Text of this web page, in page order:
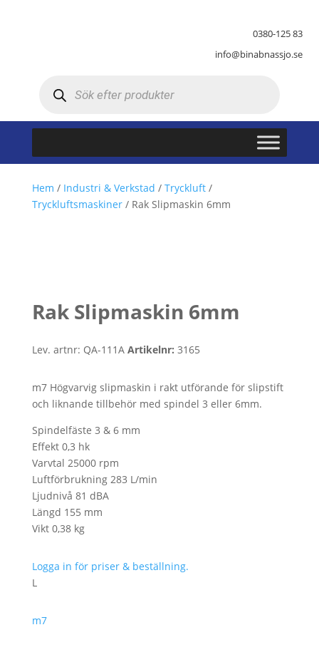
0380-125 83
info@binabnassjo.se
Hem / Industri & Verkstad / Tryckluft/
Tryckluftsmaskiner/ Rak Slipmaskin 6mm
Rak Slipmaskin 6mm
Lev. artnr: QA-111A Artikelnr: 3165
m7 Högvarvig slipmaskin i rakt utförande för slipstift
och liknande tillbehör med spindel 3 eller 6mm.
Spindelfäste 3 & 6 mm
Effekt 0,3 hk
Varvtal 25000 rpm
Luftförbrukning 283 L/min
Ljudnivå 81 dBA
Längd 155 mm
Vikt 0,38 kg
Logga in för priser & beställning.
L
m7